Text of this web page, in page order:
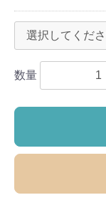
数量